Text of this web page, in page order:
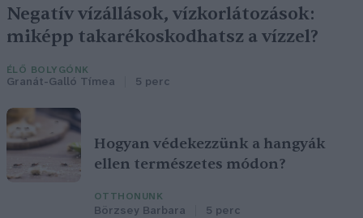
Negatív vízállások, vízkorlátozások:
miképp takarékoskodhatsz a vízzel?
ÉLŐ BOLYGÓNK
Granát-Galló Tímea 5 perc
Hogyan védekezzünk a hangyák
ellen természetes módon?
OTTHONUNK
Börzsey Barbara 5 perc